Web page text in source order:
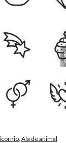
Ala de animal